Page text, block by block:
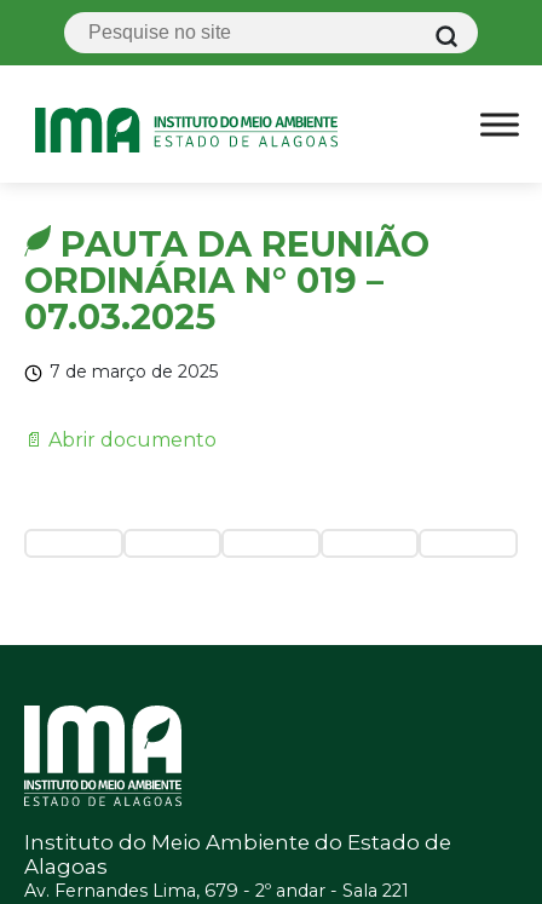
PAUTA DA REUNIÃO
ORDINÁRIA N° 019 –
07.03.2025
7 de março de 2025
📄 Abrir documento
Instituto do Meio Ambiente do Estado de
Alagoas
Av. Fernandes Lima, 679 - 2º andar - Sala 221